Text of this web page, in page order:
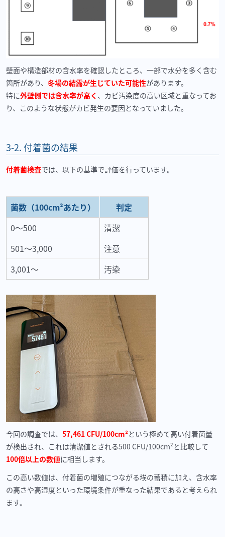
壁面や構造部材の含水率を確認したところ、一部で水分を多く含む
箇所があり、 冬場の結露が生じていた可能性があります。
特に外壁側では含水率が高く 、カビ汚染度の高い区域と重なってお
り、このような状態がカビ発生の要因となっていました。
3-2. 付着菌の結果
付着菌検査では、以下の基準で評価を行っています。
菌数（100cm²あたり）
判定
0〜500
清潔
501〜3,000
注意
3,001〜
汚染
今回の調査では、 57,461 CFU/100cm²という極めて高い付着菌量
が検出され、これは清潔値とされる500 CFU/100cm² と比較して
100倍以上の数値に相当します。
この高い数値は、付着菌の増殖につながる埃の蓄積に加え、含水率
の高さや高湿度といった環境条件が重なった結果であると考えられ
ます。